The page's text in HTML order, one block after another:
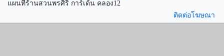
แผนที่ร้านสวนพรศิริ การ์เด้น คลอง12
ติดต่อโฆษณา